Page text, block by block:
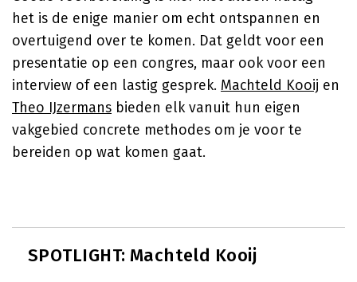
het is de enige manier om echt ontspannen en
overtuigend over te komen. Dat geldt voor een
presentatie op een congres, maar ook voor een
interview of een lastig gesprek. Machteld Kooij en
Theo IJzermans bieden elk vanuit hun eigen
vakgebied concrete methodes om je voor te
bereiden op wat komen gaat.
SPOTLIGHT: Machteld Kooij